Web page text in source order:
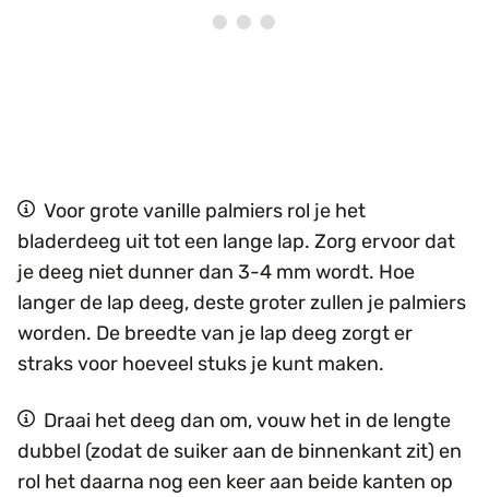
Voor grote vanille palmiers rol je het
bladerdeeg uit tot een lange lap. Zorg ervoor dat
je deeg niet dunner dan 3-4 mm wordt. Hoe
langer de lap deeg, deste groter zullen je palmiers
worden. De breedte van je lap deeg zorgt er
straks voor hoeveel stuks je kunt maken.
Draai het deeg dan om, vouw het in de lengte
dubbel (zodat de suiker aan de binnenkant zit) en
rol het daarna nog een keer aan beide kanten op